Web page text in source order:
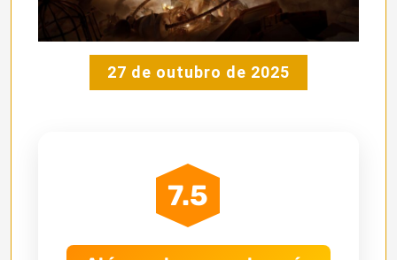
27 de outubro de 2025
7.5